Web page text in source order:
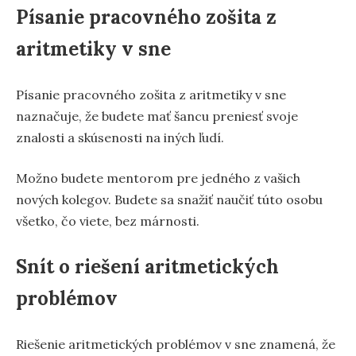
Písanie pracovného zošita z
aritmetiky v sne
Písanie pracovného zošita z aritmetiky v sne
naznačuje, že budete mať šancu preniesť svoje
znalosti a skúsenosti na iných ľudí.
Možno budete mentorom pre jedného z vašich
nových kolegov. Budete sa snažiť naučiť túto osobu
všetko, čo viete, bez márnosti.
Snít o riešení aritmetických
problémov
Riešenie aritmetických problémov v sne znamená, že